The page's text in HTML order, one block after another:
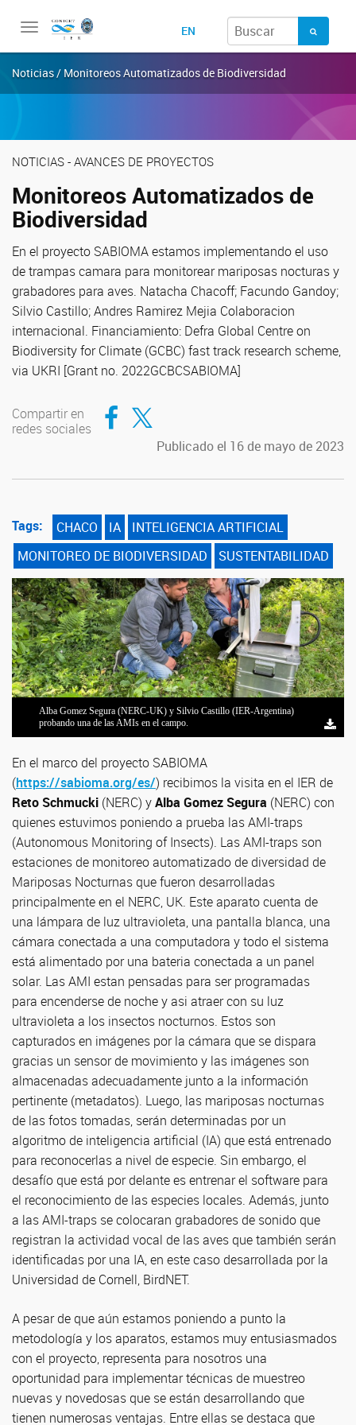
Toggle
EN
Noticias / Monitoreos Automatizados de Biodiversidad
NOTICIAS - AVANCES DE PROYECTOS
Monitoreos Automatizados de
Biodiversidad
En el proyecto SABIOMA estamos implementando el uso
de trampas camara para monitorear mariposas nocturas y
grabadores para aves. Natacha Chacoff; Facundo Gandoy;
Silvio Castillo; Andres Ramirez Mejia Colaboracion
internacional. Financiamiento: Defra Global Centre on
Biodiversity for Climate (GCBC) fast track research scheme,
via UKRI [Grant no. 2022GCBCSABIOMA]
Compartir en
redes sociales
Compartir en Facebook
Compartir en Twitter
Publicado el 16 de mayo de 2023
Tags: CHACO IA
INTELIGENCIA ARTIFICIAL
MONITOREO DE BIODIVERSIDAD
SUSTENTABILIDAD
Alba Gomez Segura (NERC-UK) y Silvio Castillo (IER-Argentina)
probando una de las AMIs en el campo.
Equipo de trabajo IER y NERC
Presentacion en el Ciclo de Charlas IER 2023
En el marco del proyecto SABIOMA
(https://sabioma.org/es/) recibimos la visita en el IER de
Reto Schmucki (NERC) yAlba Gomez Segura (NERC) con
quienes estuvimos poniendo a prueba las AMI-traps
(Autonomous Monitoring of Insects). Las AMI-traps son
estaciones de monitoreo automatizado de diversidad de
Mariposas Nocturnas que fueron desarrolladas
principalmente en el NERC, UK. Este aparato cuenta de
una lámpara de luz ultravioleta, una pantalla blanca, una
cámara conectada a una computadora y todo el sistema
está alimentado por una bateria conectada a un panel
solar. Las AMI estan pensadas para ser programadas
para encenderse de noche y asi atraer con su luz
ultravioleta a los insectos nocturnos. Estos son
capturados en imágenes por la cámara que se dispara
gracias un sensor de movimiento y las imágenes son
almacenadas adecuadamente junto a la información
pertinente (metadatos). Luego, las mariposas nocturnas
de las fotos tomadas, serán determinadas por un
algoritmo de inteligencia artificial (IA) que está entrenado
para reconocerlas a nivel de especie. Sin embargo, el
desafío que está por delante es entrenar el software para
el reconocimiento de las especies locales. Además, junto
a las AMI-traps se colocaran grabadores de sonido que
registran la actividad vocal de las aves que también serán
identificadas por una IA, en este caso desarrollada por la
Universidad de Cornell, BirdNET.
A pesar de que aún estamos poniendo a punto la
metodología y los aparatos, estamos muy entusiasmados
con el proyecto, representa para nosotros una
oportunidad para implementar técnicas de muestreo
nuevas y novedosas que se están desarrollando que
tienen numerosas ventajas. Entre ellas se destaca que